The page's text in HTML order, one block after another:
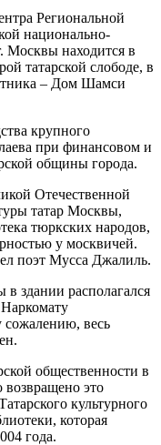
Региональной
национально-
находится в
татарской слободе, в
– Дом Шамси
крупного
при финансовом и
общины города.
Отечественной
татар Москвы,
тюркских народов,
у москвичей.
поэт Мусса Джалиль.
здании располагался
весь
общественности в
это
культурного
которая
года.